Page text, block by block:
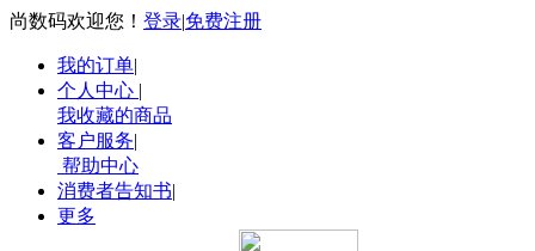
尚数码欢迎您！ 登录|免费注册
我的订单|
个人中心 |
我收藏的商品
客户服务|
帮助中心
消费者告知书|
更多